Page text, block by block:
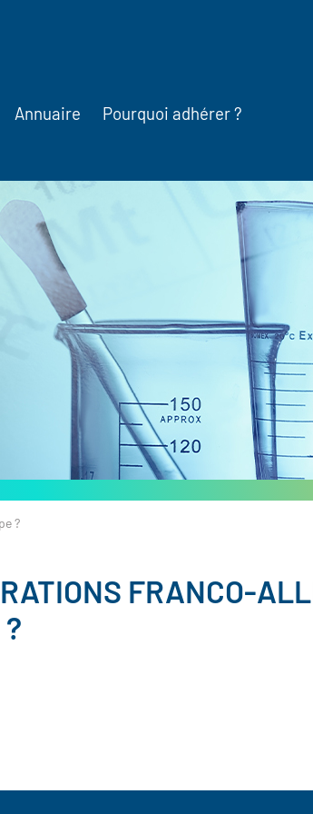
Annuaire Pourquoi adhérer ?
?
FRANCO-
?